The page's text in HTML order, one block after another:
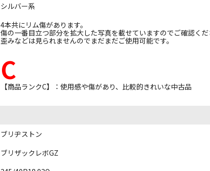
シルバー系
4本共にリム傷があります。
傷の一番目立つ部分を拡大した写真を載せていますのでご確認くだ
歪みなどは見られませんのでまだまだご使用可能です。
C
【商品ランクC】：使用感や傷があり、比較的きれいな中古品
ブリヂストン
ブリザックレボGZ